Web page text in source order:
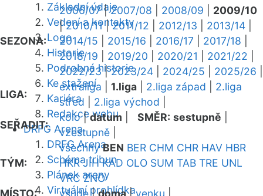
Základní údaje
Vedení a kontakty
Logo
Historie
Podrobná historie
Ke stažení
Kariéra
Redakce webu
DRFG Arena
DRFG Arena
Schéma tribun
Plánek areny
Virtuální prohlídka
SEZONA:
2006/07|2007/08 2008/09
2009/10
|2010/11|2011/12 2012/13 2013/14
2014/15
2015/16 2016/17 2017/18
2018/19
2019/20 2020/21 2021/22
2022/23|2023/24 2024/25 2025/26
LIGA:
extraliga 1.liga 2.liga západ
2.liga
střed
2.liga východ
SEŘADIT:
kolo|datum SMĚR: sestupně
vzestupně
TÝM:
všechny BEN BER CHM CHR HAV HBR
HKR JIH KAD OLO SUM TAB TRE UNL
VRC ZNO
MÍSTO:
všude|doma|venku